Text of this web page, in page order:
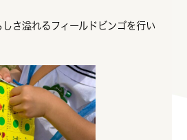
さ溢れるフィールドビンゴを行い